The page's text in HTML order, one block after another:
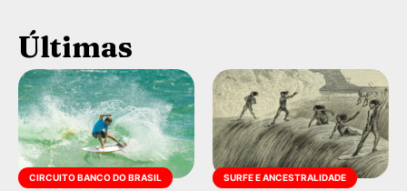
Últimas
CIRCUITO BANCO DO BRASIL SURFE E ANCESTRALIDADE